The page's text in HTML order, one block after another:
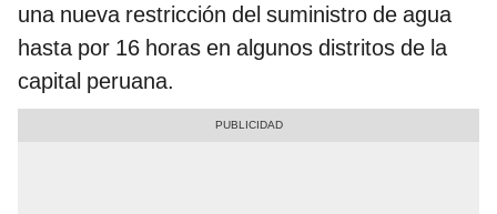
una nueva restricción del suministro de agua
hasta por 16 horas en algunos distritos de la
capital peruana.